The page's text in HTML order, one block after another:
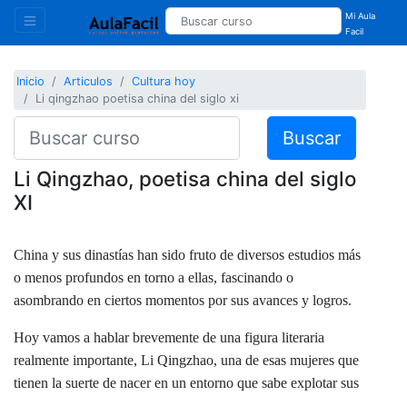
Mi Aula
Facil
Inicio Articulos
Cultura hoy
Li qingzhao poetisa china del siglo xi
Buscar
Li Qingzhao, poetisa china del siglo
XI
China y sus dinastías han sido fruto de diversos estudios más
o menos profundos en torno a ellas, fascinando o
asombrando en ciertos momentos por sus avances y logros.
Hoy vamos a hablar brevemente de una figura literaria
realmente importante, Li Qingzhao, una de esas mujeres que
tienen la suerte de nacer en un entorno que sabe explotar sus